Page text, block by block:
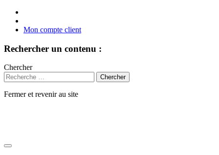
Mon compte client
Rechercher un contenu :
Chercher
Fermer et revenir au site